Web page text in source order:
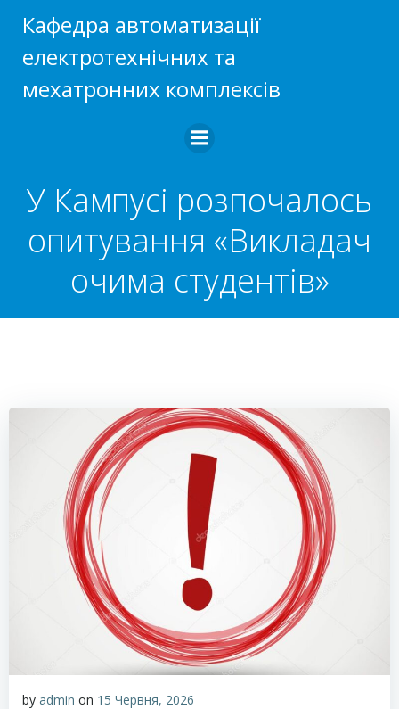
до
вмісту
Кафедра автоматизації
електротехнічних та
мехатронних комплексів
У Кампусі розпочалось
опитування «Викладач
очима студентів»
by admin on 15 Червня, 2026